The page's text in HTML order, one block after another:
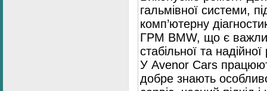
гальмівної системи,
комп’ютерну
ГРМ BMW, що є
стабільної та
У Avenor Cars
добре знають